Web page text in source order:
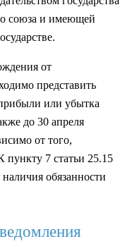
союза и имеющей
от
представить
или убытка
до 30 апреля
от того,
пункту 7 статьи 25.15
обязанности